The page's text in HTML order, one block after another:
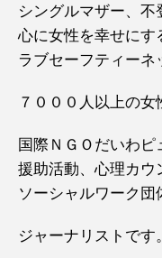
シングルマザー、
心に女性を幸せにす
ラブセーフティーネ
７０００人以上の女
国際ＮＧＯだいわ
援助活動、心理カウ
ソーシャルワーク団
ジャーナリストです。